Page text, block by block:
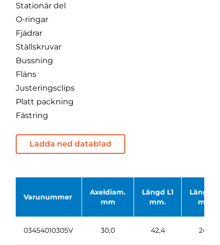
Stationär del
O-ringar
Fjädrar
Ställskruvar
Bussning
Fläns
Justeringsclips
Platt packning
Fästring
Ladda ned datablad
Varunummer
Axeldiam.
mm
Längd L1
mm.
Längd
mm.
03454010305V 30,0 42,4 24,6